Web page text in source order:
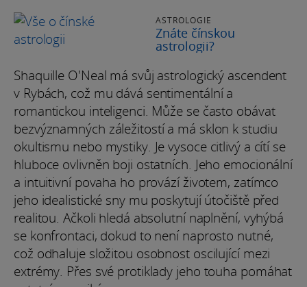
ASTROLOGIE
Znáte čínskou
astrologii?
Shaquille O'Neal má svůj astrologický ascendent
v Rybách, což mu dává sentimentální a
romantickou inteligenci. Může se často obávat
bezvýznamných záležitostí a má sklon k studiu
okultismu nebo mystiky. Je vysoce citlivý a cítí se
hluboce ovlivněn boji ostatních. Jeho emocionální
a intuitivní povaha ho provází životem, zatímco
jeho idealistické sny mu poskytují útočiště před
realitou. Ačkoli hledá absolutní naplnění, vyhýbá
se konfrontaci, dokud to není naprosto nutné,
což odhaluje složitou osobnost oscilující mezi
extrémy. Přes své protiklady jeho touha pomáhat